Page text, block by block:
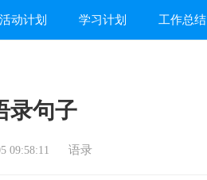
活动计划 学习计划 工作总结
录句子
09:58:11 语录